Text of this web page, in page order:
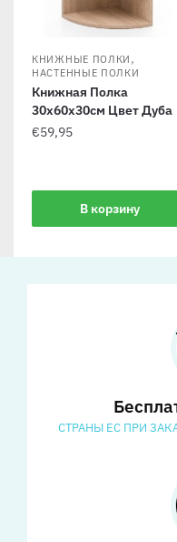
КНИЖНЫЕ ПОЛКИ ,
НАСТЕННЫЕ ПОЛКИ
Книжная Полка
30x60x30см Цвет Дуба
€59,95
В корзину
СТРАНЫ ЕС ПРИ